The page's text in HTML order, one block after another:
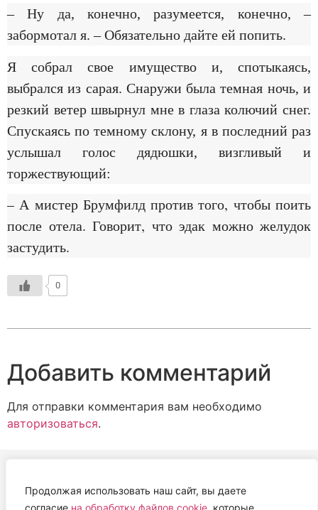
Продолжая использовать наш сайт, вы даете
согласие на обработку файлов cookie , которые
– Ну да, конечно, разумеется, конечно, –
забормотал я. – Обязательно дайте ей попить.
Я собрал свое имущество и, спотыкаясь,
выбрался из сарая. Снаружи была темная ночь, и
резкий ветер швырнул мне в глаза колючий снег.
Спускаясь по темному склону, я в последний раз
услышал голос дядюшки, визгливый и
торжествующий:
– А мистер Брумфилд против того, чтобы поить
после отела. Говорит, что эдак можно желудок
застудить.
0
Добавить комментарий
Для отправки комментария вам необходимо
авторизоваться.
АВТОНОМНАЯ НЕКОММЕРЧЕСКАЯ ОРГАНИЗАЦИЯ